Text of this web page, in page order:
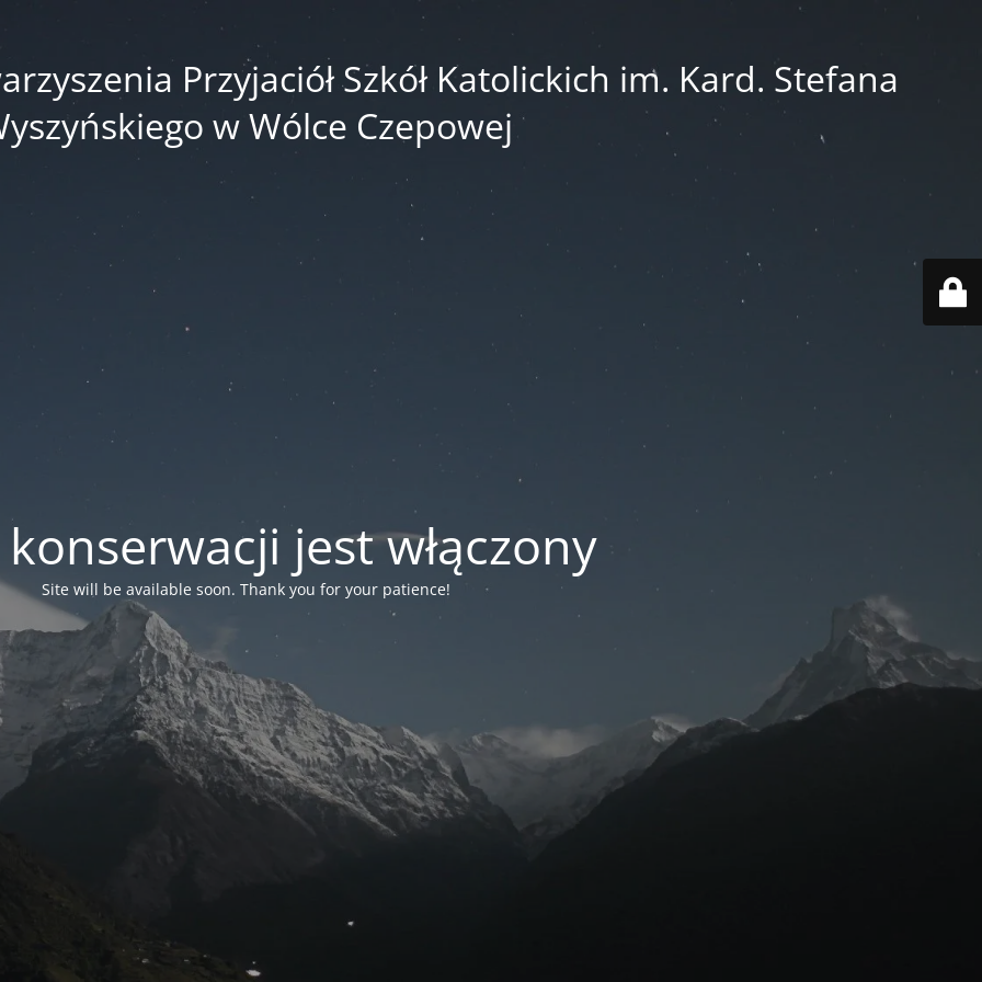
Przyjaciół Szkół Katolickich im. Kard. Stefana
w Wólce Czepowej
jest włączony
Site will be available soon. Thank you for your patience!